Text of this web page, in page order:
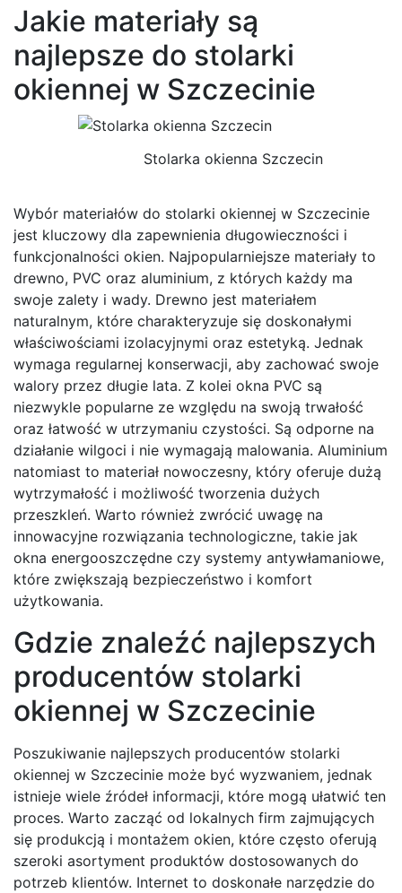
Jakie materiały są
najlepsze do stolarki
okiennej w Szczecinie
Stolarka okienna Szczecin
Wybór materiałów do stolarki okiennej w Szczecinie
jest kluczowy dla zapewnienia długowieczności i
funkcjonalności okien. Najpopularniejsze materiały to
drewno, PVC oraz aluminium, z których każdy ma
swoje zalety i wady. Drewno jest materiałem
naturalnym, które charakteryzuje się doskonałymi
właściwościami izolacyjnymi oraz estetyką. Jednak
wymaga regularnej konserwacji, aby zachować swoje
walory przez długie lata. Z kolei okna PVC są
niezwykle popularne ze względu na swoją trwałość
oraz łatwość w utrzymaniu czystości. Są odporne na
działanie wilgoci i nie wymagają malowania. Aluminium
natomiast to materiał nowoczesny, który oferuje dużą
wytrzymałość i możliwość tworzenia dużych
przeszkleń. Warto również zwrócić uwagę na
innowacyjne rozwiązania technologiczne, takie jak
okna energooszczędne czy systemy antywłamaniowe,
które zwiększają bezpieczeństwo i komfort
użytkowania.
Gdzie znaleźć najlepszych
producentów stolarki
okiennej w Szczecinie
Poszukiwanie najlepszych producentów stolarki
okiennej w Szczecinie może być wyzwaniem, jednak
istnieje wiele źródeł informacji, które mogą ułatwić ten
proces. Warto zacząć od lokalnych firm zajmujących
się produkcją i montażem okien, które często oferują
szeroki asortyment produktów dostosowanych do
potrzeb klientów. Internet to doskonałe narzędzie do